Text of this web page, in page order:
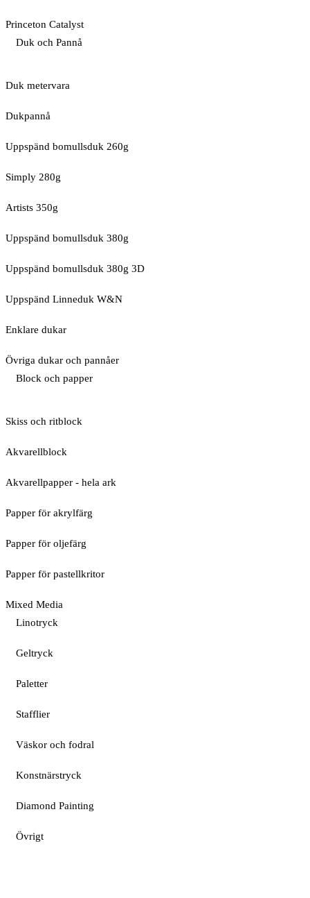
Princeton Catalyst
Duk och Pannå
Duk metervara
Dukpannå
Uppspänd bomullsduk 260g
Simply 280g
Artists 350g
Uppspänd bomullsduk 380g
Uppspänd bomullsduk 380g 3D
Uppspänd Linneduk W&N
Enklare dukar
Övriga dukar och pannåer
Block och papper
Skiss och ritblock
Akvarellblock
Akvarellpapper - hela ark
Papper för akrylfärg
Papper för oljefärg
Papper för pastellkritor
Mixed Media
Linotryck
Geltryck
Paletter
Stafflier
Väskor och fodral
Konstnärstryck
Diamond Painting
Övrigt